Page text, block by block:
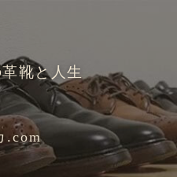
靴と人生
.com